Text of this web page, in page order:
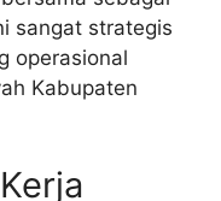
sangat strategis
operasional
Kabupaten